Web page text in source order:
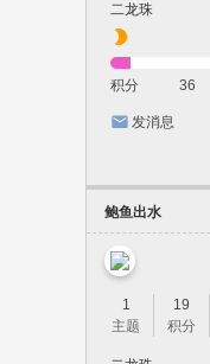
二龙珠
积分 36
发消息
鲍鱼出水
1
主题
19
积分